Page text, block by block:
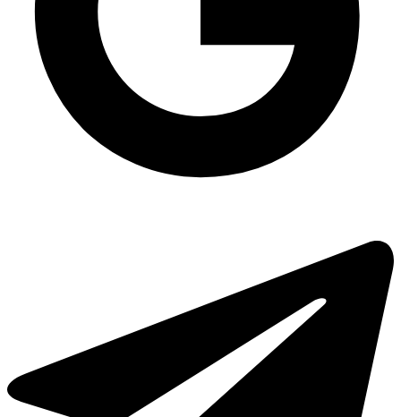
Паперовий пакет купити
Лоток зі спіненого полістиролу купити
Господарські товари купити оптом
Підложка із спіненого полістиролу М6-20 (250х175х20 мм) БІЛА, 250
шт/уп
Пластикові баночки для рідин